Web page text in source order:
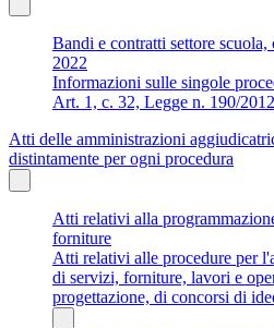
Bandi e contratti settore
2022
Informazioni sulle singole
Art. 1, c. 32, Legge n. 190/2012
Atti delle amministrazioni
distintamente per ogni procedura
Atti relativi alla
forniture
Atti relativi alle procedure per
di servizi, forniture, lavori e
progettazione, di concorsi di